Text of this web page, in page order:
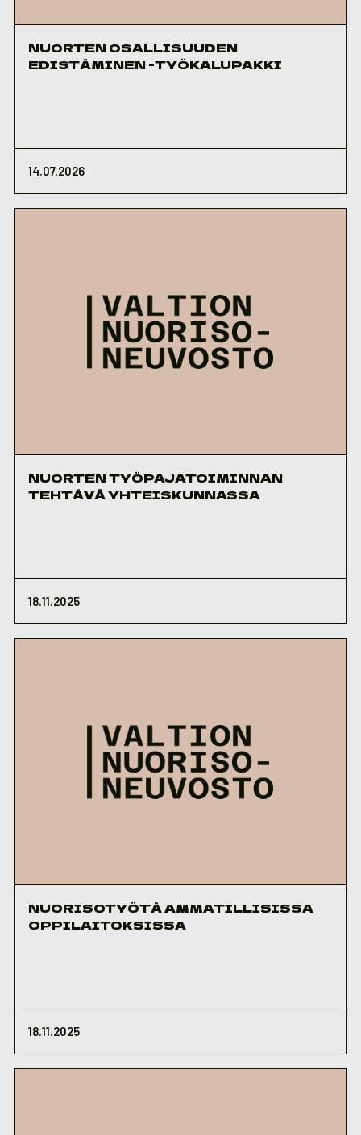
NUORTEN OSALLISUUDEN
EDISTÄMINEN -TYÖKALUPAKKI
14.07.2026
NUORTEN TYÖPAJATOIMINNAN
TEHTÄVÄ YHTEISKUNNASSA
18.11.2025
NUORISOTYÖTÄ AMMATILLISISSA
OPPILAITOKSISSA
18.11.2025